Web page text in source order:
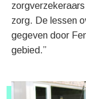
zorg. De lessen
gegeven door
gebied.”